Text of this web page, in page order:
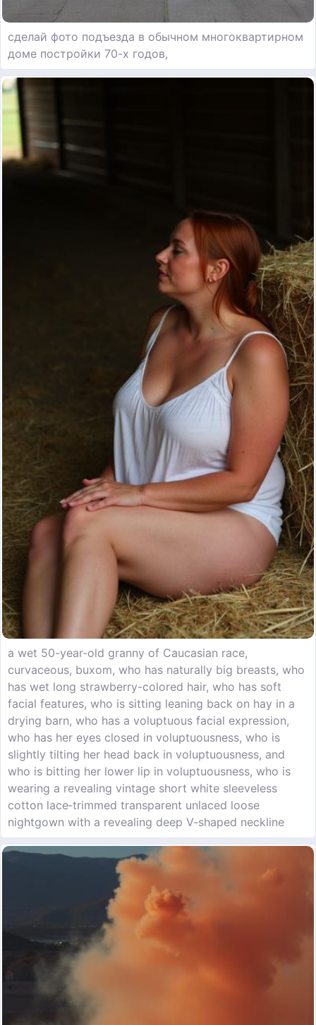
сделай фото подъезда в обычном многоквартирном
доме постройки 70-х годов,
a wet 50-year-old granny of Caucasian race,
curvaceous, buxom, who has naturally big breasts, who
has wet long strawberry-colored hair, who has soft
facial features, who is sitting leaning back on hay in a
drying barn, who has a voluptuous facial expression,
who has her eyes closed in voluptuousness, who is
slightly tilting her head back in voluptuousness, and
who is bitting her lower lip in voluptuousness, who is
wearing a revealing vintage short white sleeveless
cotton lace‑trimmed transparent unlaced loose
nightgown with a revealing deep V-shaped neckline